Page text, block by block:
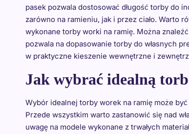
pasek pozwala dostosować długość torby do
zarówno na ramieniu, jak i przez ciało. Warto
wykonane torby worki na ramię. Można
pozwala na dopasowanie torby do własnych
w praktyczne kieszenie wewnętrzne i
Jak wybrać idealną
Wybór idealnej torby worek na ramię może
Przede wszystkim warto zastanowić się nad
uwagę na modele wykonane z trwałych